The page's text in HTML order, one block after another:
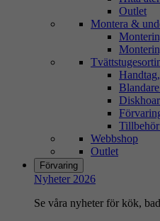
Outlet
Montera &
Webbshop
Outlet
Förvaring
Nyheter 2026
Se våra nyheter för kök,